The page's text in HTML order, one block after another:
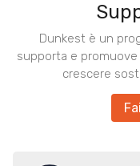
Dunkest è un
supporta e promuove
crescere